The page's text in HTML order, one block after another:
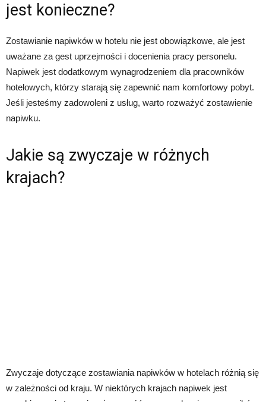
jest konieczne?
Zostawianie napiwków w hotelu nie jest obowiązkowe, ale jest
uważane za gest uprzejmości i docenienia pracy personelu.
Napiwek jest dodatkowym wynagrodzeniem dla pracowników
hotelowych, którzy starają się zapewnić nam komfortowy pobyt.
Jeśli jesteśmy zadowoleni z usług, warto rozważyć zostawienie
napiwku.
Jakie są zwyczaje w różnych
krajach?
Zwyczaje dotyczące zostawiania napiwków w hotelach różnią się
w zależności od kraju. W niektórych krajach napiwek jest